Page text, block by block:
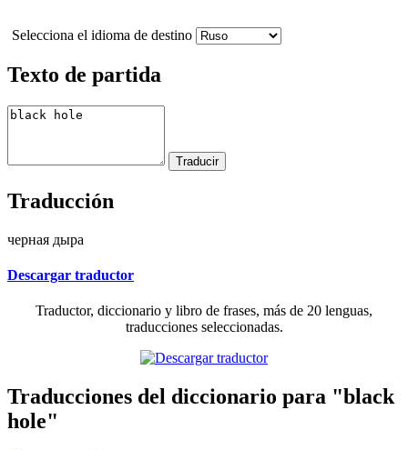
Selecciona el idioma de destino
Texto de partida
Traducción
черная дыра
Descargar traductor
Traductor, diccionario y libro de frases, más de 20 lenguas,
traducciones seleccionadas.
Traducciones del diccionario para "black
hole"